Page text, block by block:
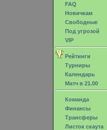
FAQ
Новичкам
Свободные
Под угрозой
VIP
Рейтинги
Турниры
Календарь
Матч в 21.00
Команда
Финансы
Трансферы
Листок скаута